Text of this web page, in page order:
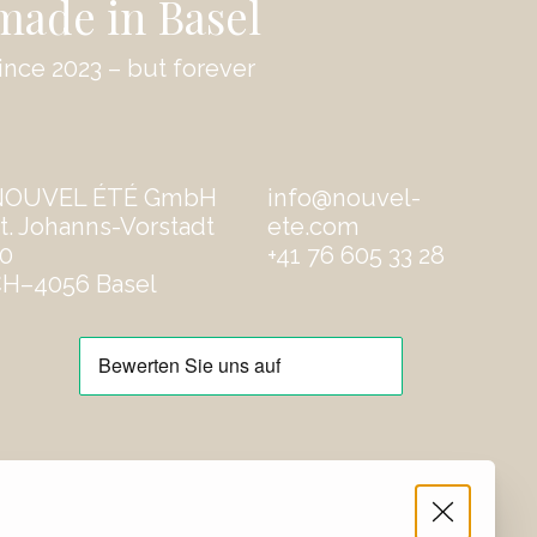
in Basel
2023 – but forever
ÉTÉ GmbH
Johanns-Vorstadt
Basel
info@nouvel-
ete.com
‭+41 76 605 33 28